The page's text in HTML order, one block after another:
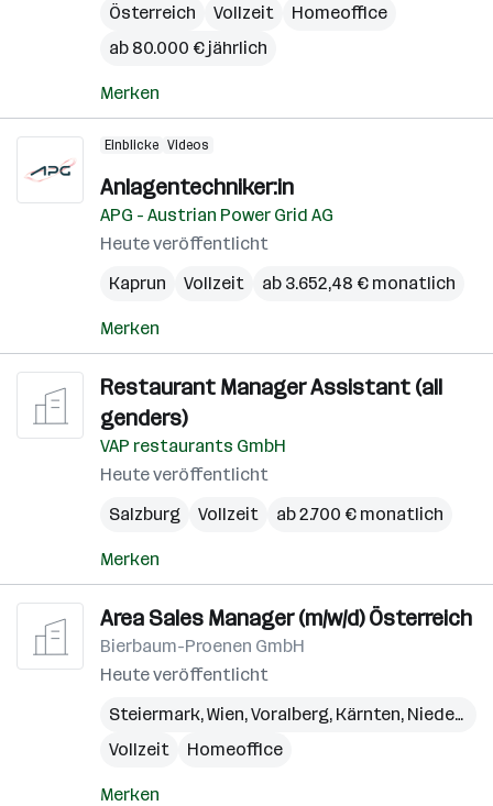
Österreich
Vollzeit
Homeoffice
ab 80.000 € jährlich
Merken
Einblicke Videos
Anlagentechniker:in
APG - Austrian Power Grid AG
Heute veröffentlicht
Kaprun
Vollzeit ab 3.652,48 € monatlich
Merken
Restaurant Manager Assistant (all
genders)
VAP restaurants GmbH
Heute veröffentlicht
Salzburg
Vollzeit ab 2.700 € monatlich
Merken
Area Sales Manager (m/w/d) Österreich
Bierbaum-Proenen GmbH
Heute veröffentlicht
Steiermark,Wien,Voralberg, Kärnten, Niederösterreich
Vollzeit
Homeoffice
Merken